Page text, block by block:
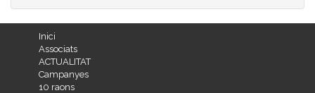
Inici
Associats
ACTUALITAT
Campanyes
10 raons